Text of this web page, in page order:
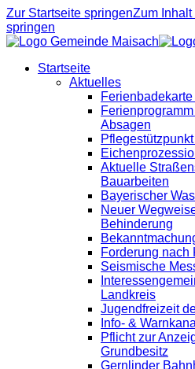
Zur Startseite springenZum Inhalt
springen
Startseite
Aktuelles
Absagen
Aktuelle
Bauarbeiten
Bayerischer
Neuer
Behinderung
Forderung nach
Seismische
Landkreis
Jugendfreizeit
Info- & Warnkanal
Pflicht zur
Grundbesitz
Gernlinder